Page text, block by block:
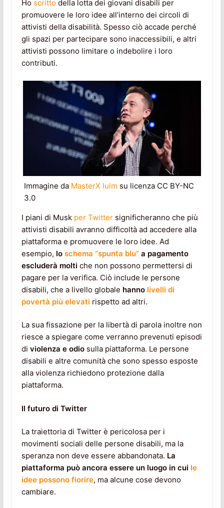
Ho scrittodella lotta dei giovani disabili per
promuovere le loro idee all’interno dei circoli di
attivisti della disabilità. Spesso ciò accade perché
gli spazi per partecipare sono inaccessibili, e altri
attivisti possono limitare o indebolire i loro
contributi.
Immagine da MasterX Iulm su licenza CC BY-NC
3.0
I piani di Musk per Twittersignificheranno che più
attivisti disabili avranno difficoltà ad accedere alla
piattaforma e promuovere le loro idee. Ad
esempio, lo schema “spunta blu”a pagamento
escluderà molti che non possono permettersi di
pagare per la verifica. Ciò include le persone
disabili, che a livello globale hanno livelli di
povertà più elevati rispetto ad altri.
La sua fissazione per la libertà di parola inoltre non
riesce a spiegare come verranno prevenuti episodi
di violenza e odio sulla piattaforma. Le persone
disabili e altre comunità che sono spesso esposte
alla violenza richiedono protezione dalla
piattaforma.
Il futuro di Twitter
La traiettoria di Twitter è pericolosa per i
movimenti sociali delle persone disabili, ma la
speranza non deve essere abbandonata. La
piattaforma può ancora essere un luogo in cui le
idee possono fiorire, ma alcune cose devono
cambiare.